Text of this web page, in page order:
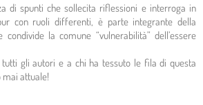
di spunti che sollecita riflessioni e interroga in
con ruoli differenti, è parte integrante della
la comune “vulnerabilità” dell’essere
gli autori e a chi ha tessuto le fila di questa
mai attuale!